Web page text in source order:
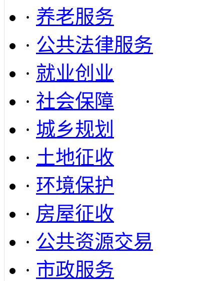
· 养老服务
· 公共法律服务
· 就业创业
· 社会保障
· 城乡规划
· 土地征收
· 环境保护
· 房屋征收
· 公共资源交易
· 市政服务